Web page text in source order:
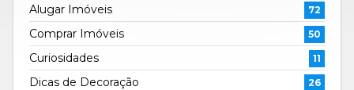
Alugar Imóveis
72
Comprar Imóveis 50
Curiosidades 11
Dicas de Decoração 26